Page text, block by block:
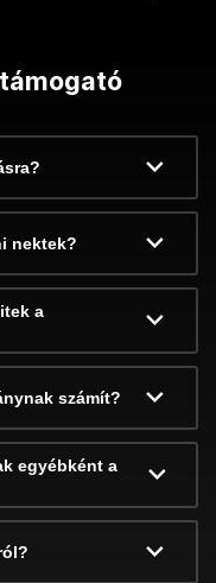
nektek?
a
számít?
egyébként a